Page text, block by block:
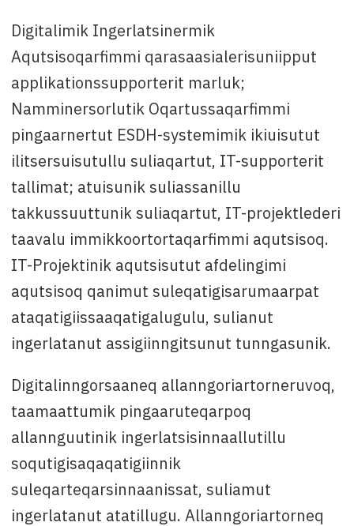
Digitalimik Ingerlatsinermik
Aqutsisoqarfimmi qarasaasialerisuniipput
applikationssupporterit marluk;
Namminersorlutik Oqartussaqarfimmi
pingaarnertut ESDH-systemimik ikiuisutut
ilitsersuisutullu suliaqartut, IT-supporterit
tallimat; atuisunik suliassanillu
takkussuuttunik suliaqartut, IT-projektlederi
taavalu immikkoortortaqarfimmi aqutsisoq.
IT-Projektinik aqutsisutut afdelingimi
aqutsisoq qanimut suleqatigisarumaarpat
ataqatigiissaaqatigalugulu, sulianut
ingerlatanut assigiinngitsunut tunngasunik.
Digitalinngorsaaneq allanngoriartorneruvoq,
taamaattumik pingaaruteqarpoq
allannguutinik ingerlatsisinnaallutillu
soqutigisaqaqatigiinnik
suleqarteqarsinnaanissat, suliamut
ingerlatanut atatillugu. Allanngoriartorneq